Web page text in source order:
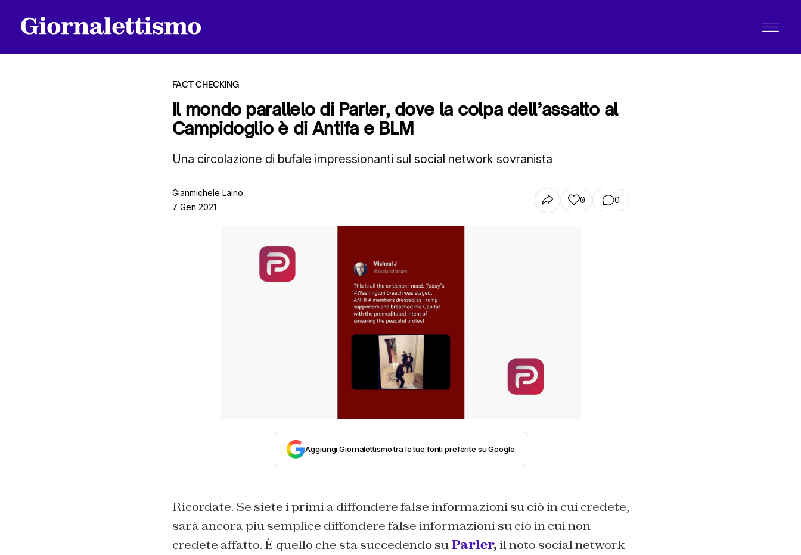
FACT CHECKING
Il mondo parallelo di Parler, dove la colpa dell’assalto al
Campidoglio è di Antifa e BLM
Una circolazione di bufale impressionanti sul social network sovranista
Gianmichele Laino
7 Gen 2021
0 0
Aggiungi Giornalettismo tra le tue fonti preferite su Google
Ricordate. Se siete i primi a diffondere false informazioni su ciò in cui credete,
sarà ancora più semplice diffondere false informazioni su ciò in cui non
credete affatto. È quello che sta succedendo suParler,il noto social network